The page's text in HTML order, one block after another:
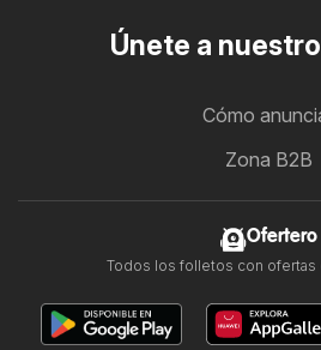
Únete a
Cómo
Zona B2B
Ofertero
Todos los folletos con ofertas